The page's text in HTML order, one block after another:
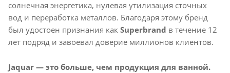
солнечная энергетика, нулевая утилизация сточных
вод и переработка металлов. Благодаря этому бренд
был удостоен признания как Superbrand в течение 12
лет подряд и завоевал доверие миллионов клиентов.
Jaquar — это больше, чем продукция для ванной.